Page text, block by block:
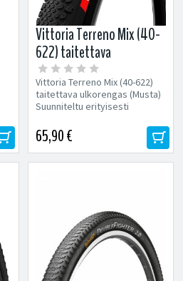
Vittoria Terreno Mix (40-
622) taitettava
ulkorengas (Musta)
Vittoria Terreno Mix (40-622)
taitettava ulkorengas (Musta)
Suunniteltu erityisesti
Loistava...
65,90 €